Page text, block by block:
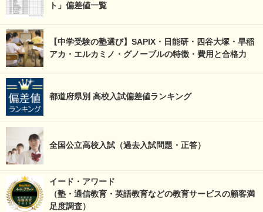
ト」偏差値一覧
【中学受験の塾選び】SAPIX・日能研・四谷大塚・早稲
アカ・エルカミノ・グノーブルの特徴・費用と合格力
都道府県別 高校入試偏差値ランキング
全国公立高校入試（過去入試問題・正答）
イード・アワード
（塾・通信教育・英語教育などの教育サービスの顧客満
足度調査）